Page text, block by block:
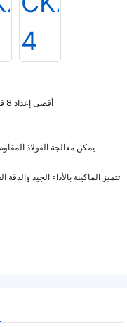
● آلة مخرطة CNC من النوع Gang، أقصى إعداد 8 قطع من الأدوات